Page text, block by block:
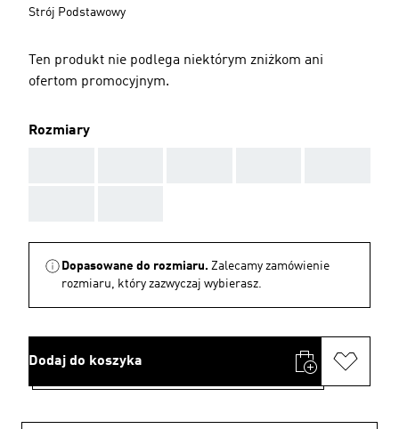
Strój Podstawowy
Ten produkt nie podlega niektórym zniżkom ani
ofertom promocyjnym.
Rozmiary
Dopasowane do rozmiaru. Zalecamy zamówienie
rozmiaru, który zazwyczaj wybierasz.
Dodaj do koszyka